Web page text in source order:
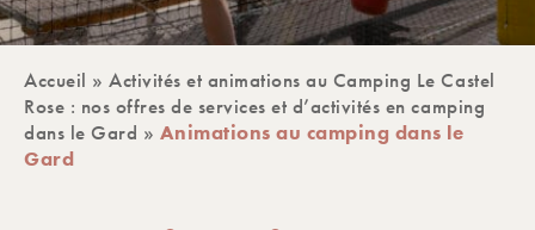
Accueil »Activités et animations au Camping Le Castel
Rose : nos offres de services et d’activités en camping
dans le Gard » Animations au camping dans le
Gard